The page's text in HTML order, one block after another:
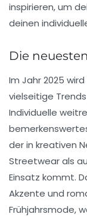
inspirieren, um
deinen
Die
Im Jahr2025
vielseitige
Individuelle
der in kreativen
Streetwear als
Einsatz kommt.
Akzente und
Frühjahrsmode,